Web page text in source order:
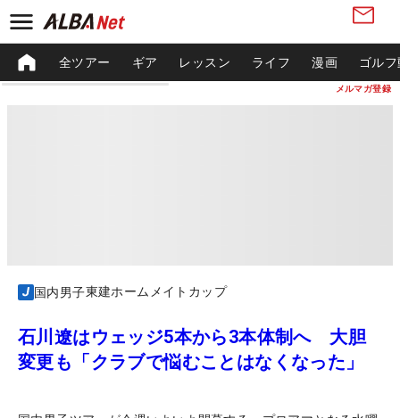
メルマガ登録
全ツアー ギア レッスン ライフ 漫画 ゴル
国内男子東建ホームメイトカップ
石川遼はウェッジ5本から3本体制へ 大胆
変更も「クラブで悩むことはなくなった」